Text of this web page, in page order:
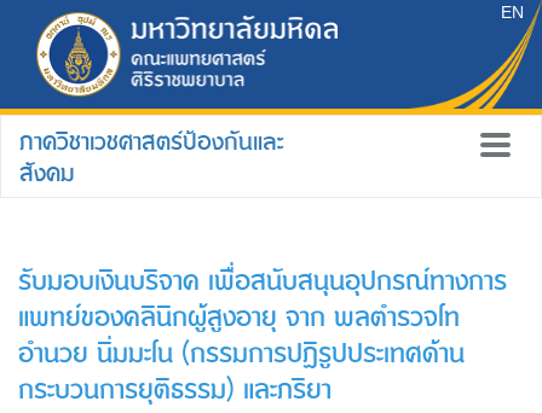
EN
ภาควิชาเวชศาสตร์ป้องกันและ
สังคม
รับมอบเงินบริจาค เพื่อสนับสนุนอุปกรณ์ทางการ
แพทย์ของคลินิกผู้สูงอายุ จาก พลตำรวจโท
อำนวย นิ่มมะโน (กรรมการปฏิรูปประเทศด้าน
กระบวนการยุติธรรม) และภริยา